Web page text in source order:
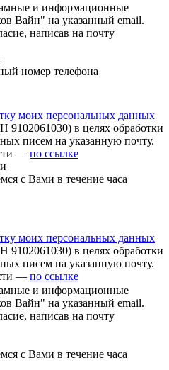
и информационные
Вайн" на указанный email.
написав на почту
номер телефона
моих персональных данных
в целях обработки
писем на указанную почту.
— по ссылке
с Вами в течение часа
моих персональных данных
в целях обработки
писем на указанную почту.
— по ссылке
и информационные
Вайн" на указанный email.
написав на почту
с Вами в течение часа